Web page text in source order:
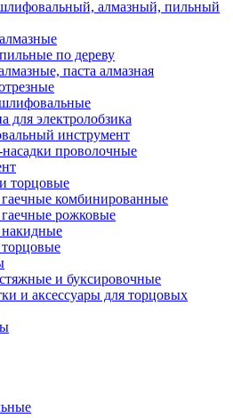
алмазный, пильный
по дереву
паста алмазная
для электролобзика
инструмент
проволочные
торцовые
комбинированные
рожковые
и буксировочные
и аксессуары для торцовых